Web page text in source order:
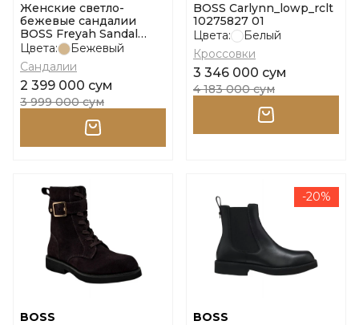
Женские светло-
бежевые сандалии
BOSS Freyah Sandal
SDBBHF размер 36
Цвета:
Бежевый
Сандалии
2 399 000 сум
3 999 000 сум
BOSS Carlynn_lowp_rclt
10275827 01
Цвета:
Белый
Кроссовки
3 346 000 сум
4 183 000 сум
BOSS
-20%
BOSS